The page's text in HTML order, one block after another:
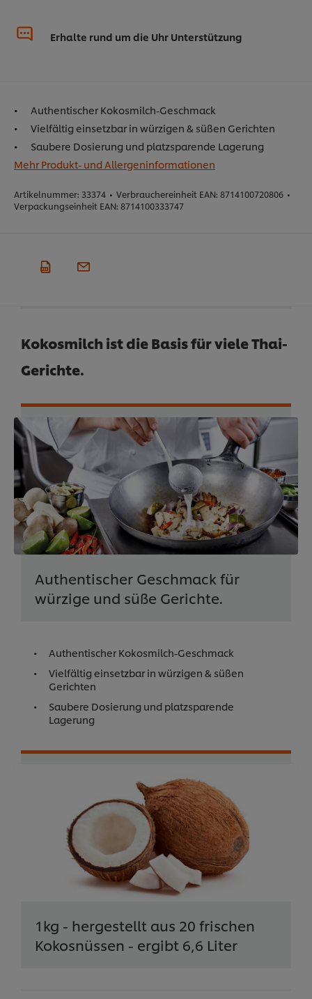
Erhalte rund um die Uhr Unterstützung
Authentischer Kokosmilch-Geschmack
Vielfältig einsetzbar in würzigen & süßen Gerichten
Saubere Dosierung und platzsparende Lagerung
Mehr Produkt- und Allergeninformationen
Artikelnummer: 33374 • Verbrauchereinheit EAN: 8714100720806 •
Verpackungseinheit EAN: 8714100333747
Kokosmilch ist die Basis für viele Thai-
Gerichte.
Authentischer Geschmack für
würzige und süße Gerichte.
Authentischer Kokosmilch-Geschmack
Vielfältig einsetzbar in würzigen & süßen
Gerichten
Saubere Dosierung und platzsparende
Lagerung
1kg - hergestellt aus 20 frischen
Kokosnüssen - ergibt 6,6 Liter